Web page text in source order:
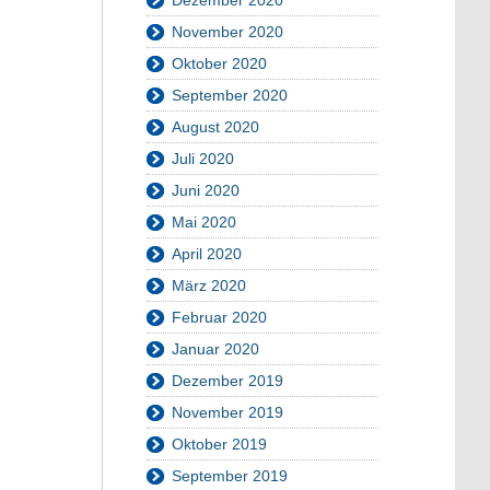
November 2020
Oktober 2020
September 2020
August 2020
Juli 2020
Juni 2020
Mai 2020
April 2020
März 2020
Februar 2020
Januar 2020
Dezember 2019
November 2019
Oktober 2019
September 2019